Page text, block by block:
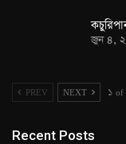
জুন ৪,
PREV NEXT ১
Recent Posts